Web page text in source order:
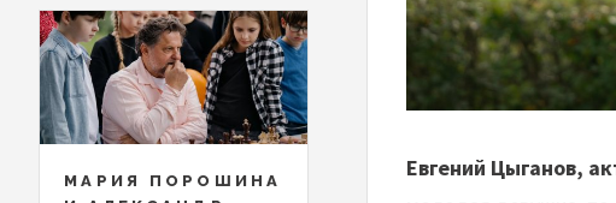
Евгений Цыганов,
МАРИЯ ПОРОШИНА